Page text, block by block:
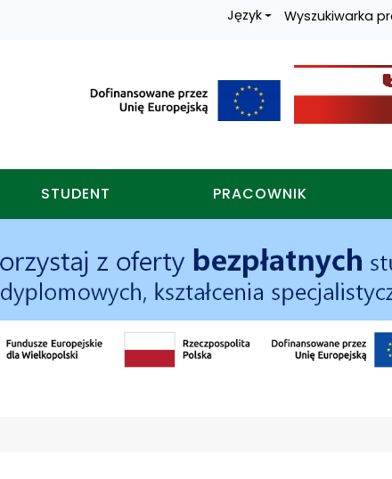
Język Wyszukiwarka
koninie
STUDENT PRACOWNIK